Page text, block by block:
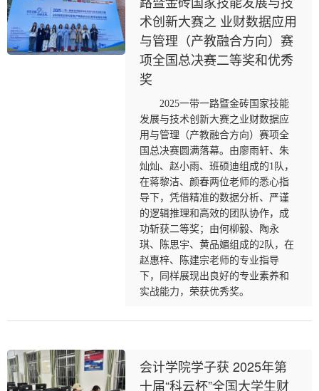
术创新大赛之 业财数据应用
与管理（产教融合方向）赛
项全国总决赛二等奖和优秀
奖
2025一带一路暨金砖国家技能
发展与技术创新大赛之业财数据应
用与管理（产教融合方向）赛项全
国总决赛圆满落幕。由廖雨轩、朱
灿灿、赵小雨、班硕迪组成的1队，
在蒋黎洁、颜春两位老师的悉心指
导下，凭借精准的数据分析、严谨
的逻辑推理和高效的团队协作，成
功斩获二等奖；由何柳毅、陶永
琪、陈思宇、黄品媚组成的2队，在
赵惠梓、陈建宗老师的专业指导
下，同样展现出良好的专业素养和
实战能力，荣获优秀奖。
会计学院学子获 2025年第
十届“科云杯”全国大学生财